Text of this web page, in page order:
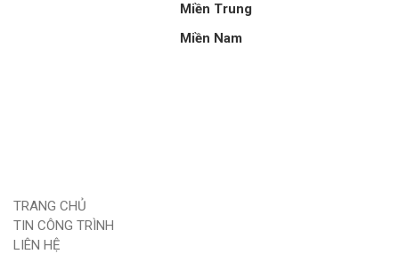
TRANG CHỦ
TIN CÔNG TRÌNH
LIÊN HỆ
Miền Trung
Miền Nam